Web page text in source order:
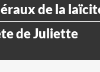
de la
de Juliette